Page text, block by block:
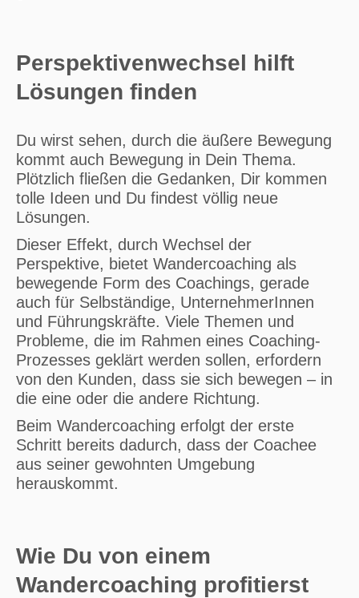
Perspektivenwechsel hilft
Lösungen finden
Du wirst sehen, durch die äußere Bewegung
kommt auch Bewegung in Dein Thema.
Plötzlich fließen die Gedanken, Dir kommen
tolle Ideen und Du findest völlig neue
Lösungen.
Dieser Effekt, durch Wechsel der
Perspektive, bietet Wandercoaching als
bewegende Form des Coachings, gerade
auch für Selbständige, UnternehmerInnen
und Führungskräfte. Viele Themen und
Probleme, die im Rahmen eines Coaching-
Prozesses geklärt werden sollen, erfordern
von den Kunden, dass sie sich bewegen – in
die eine oder die andere Richtung.
Beim Wandercoaching erfolgt der erste
Schritt bereits dadurch, dass der Coachee
aus seiner gewohnten Umgebung
herauskommt.
Wie Du von einem
Wandercoaching profitierst